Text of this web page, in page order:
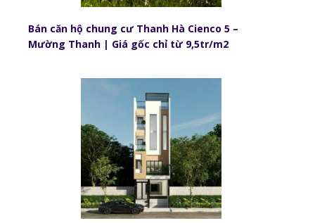
Bán căn hộ chung cư Thanh Hà Cienco 5 –
Mường Thanh | Giá gốc chỉ từ 9,5tr/m2